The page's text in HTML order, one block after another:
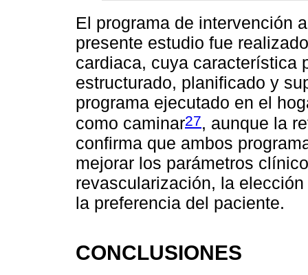
El programa de intervención
presente estudio fue
cardiaca, cuya característica
estructurado, planificado y
programa ejecutado en el
como caminar27, aunque la
confirma que ambos
mejorar los parámetros
revascularización, la
la preferencia del paciente.
CONCLUSIONES